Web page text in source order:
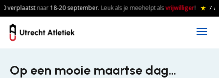
Skip to main content
verplaatstnaar18-20september.Leuk als je meehelpt alsvrijwilliger! ★ 7
Op een mooie maartse dag…